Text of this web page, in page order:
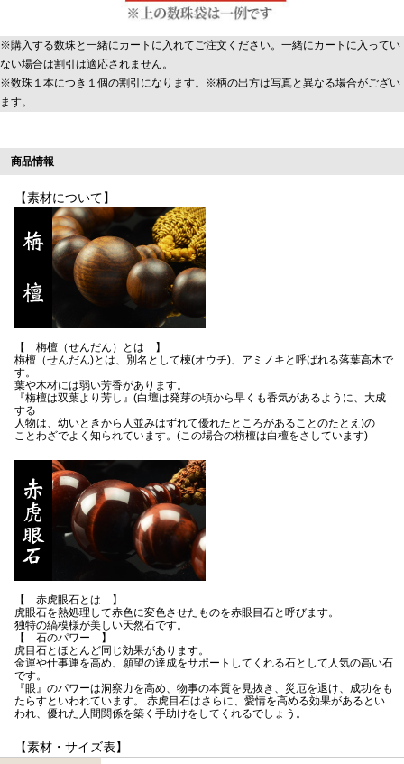
※購入する数珠と一緒にカートに入れてご注文ください。一緒にカートに入ってい
ない場合は割引は適応されません。
※数珠１本につき１個の割引になります。※柄の出方は写真と異なる場合がござい
ます。
商品情報
【素材について】
【 栴檀（せんだん）とは 】
栴檀（せんだん)とは、別名として楝(オウチ)、アミノキと呼ばれる落葉高木で
す。
葉や木材には弱い芳香があります。
『栴檀は双葉より芳し』(白壇は発芽の頃から早くも香気があるように、大成
する
人物は、幼いときから人並みはずれて優れたところがあることのたとえ)の
ことわざでよく知られています。(この場合の栴檀は白檀をさしています)
【 赤虎眼石とは 】
虎眼石を熱処理して赤色に変色させたものを赤眼目石と呼びます。
独特の縞模様が美しい天然石です。
【 石のパワー 】
虎目石とほとんど同じ効果があります。
金運や仕事運を高め、願望の達成をサポートしてくれる石として人気の高い石
です。
『眼』のパワーは洞察力を高め、物事の本質を見抜き、災厄を退け、成功をも
たらすといわれています。 赤虎目石はさらに、愛情を高める効果があるとい
われ、優れた人間関係を築く手助けをしてくれるでしょう。
【素材・サイズ表】